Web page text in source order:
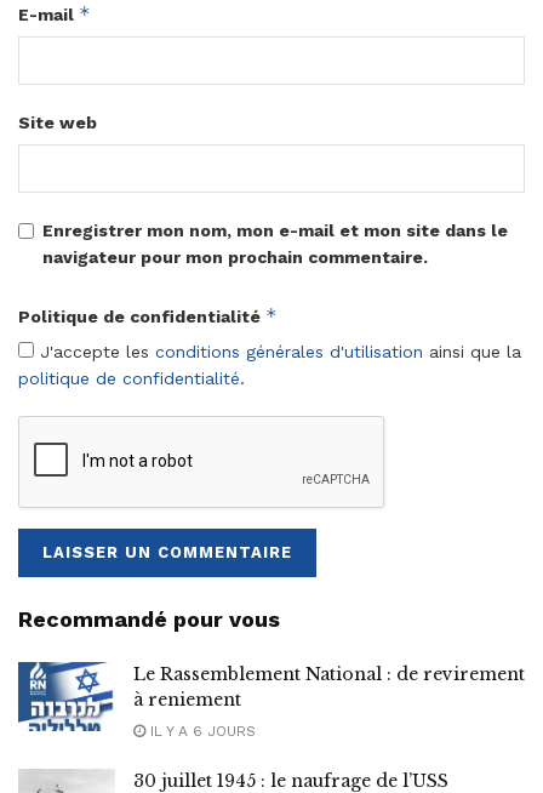
E-mail *
Site web
Enregistrer mon nom, mon e-mail et mon site dans le
navigateur pour mon prochain commentaire.
Politique de confidentialité *
J'accepte les conditions générales d'utilisation ainsi que la
politique de confidentialité.
Recommandé pour vous
Le Rassemblement National : de revirement
à reniement
IL Y A 6 JOURS
30 juillet 1945 : le naufrage de l’USS